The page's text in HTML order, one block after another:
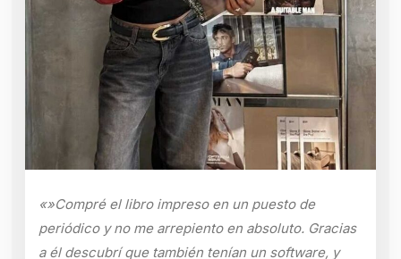
«»Compré el libro impreso en un puesto de
periódico y no me arrepiento en absoluto. Gracias
a él descubrí que también tenían un software, y